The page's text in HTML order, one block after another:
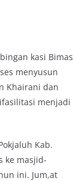
kasi Bimas
menyusun
Khairani dan
menjadi
Kab.
ke masjid-
ini. Jum,at